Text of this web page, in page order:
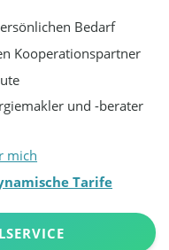
Bedarf
Kooperationspartner
und -berater
mich
Tarife